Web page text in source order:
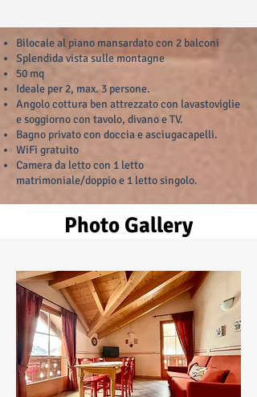
Bilocale al piano mansardato con 2 balconi
Splendida vista sulle montagne
50 mq
Ideale per 2, max. 3 persone.
Angolo cottura ben attrezzato con lavastoviglie
e soggiorno con tavolo, divano e TV.
Bagno privato con doccia e asciugacapelli.
WiFi gratuito
Camera da letto con 1 letto
matrimoniale/doppio e 1 letto singolo.
Photo Gallery